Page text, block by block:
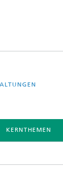
KERNTHEMEN